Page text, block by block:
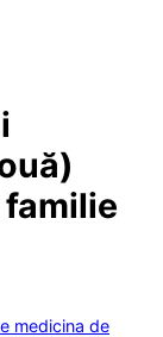
medicina de